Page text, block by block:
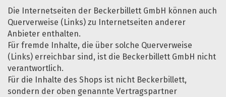
Die Internetseiten der Beckerbillett GmbH können auch
Querverweise (Links) zu Internetseiten anderer
Anbieter enthalten.
Für fremde Inhalte, die über solche Querverweise
(Links) erreichbar sind, ist die Beckerbillett GmbH nicht
verantwortlich.
Für die Inhalte des Shops ist nicht Beckerbillett,
sondern der oben genannte Vertragspartner